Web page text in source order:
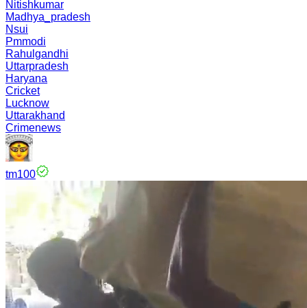
Nitishkumar
Madhya_pradesh
Nsui
Pmmodi
Rahulgandhi
Uttarpradesh
Haryana
Cricket
Lucknow
Uttarakhand
Crimenews
tm100